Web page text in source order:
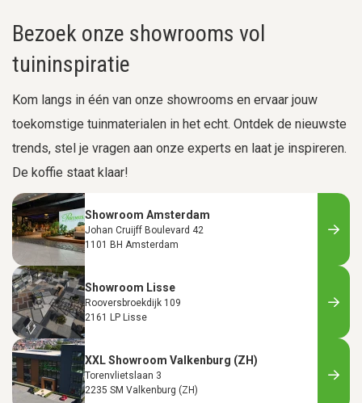
Bezoek onze showrooms vol
tuininspiratie
Kom langs in één van onze showrooms en ervaar jouw
toekomstige tuinmaterialen in het echt. Ontdek de nieuwste
trends, stel je vragen aan onze experts en laat je inspireren.
De koffie staat klaar!
Showroom Amsterdam
Johan Cruijff Boulevard 42
1101 BH Amsterdam
Showroom Lisse
Rooversbroekdijk 109
2161 LP Lisse
XXL Showroom Valkenburg (ZH)
Torenvlietslaan 3
2235 SM Valkenburg (ZH)